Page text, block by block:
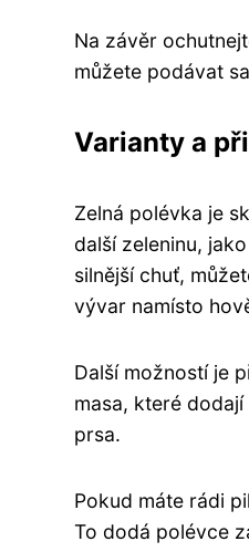
Na závěr
můžete podávat
Varianty a
Zelná polévka je
další zeleninu,
silnější chuť,
vývar namísto
Další možností je
masa, které
prsa.
Pokud máte rádi
To dodá polévce